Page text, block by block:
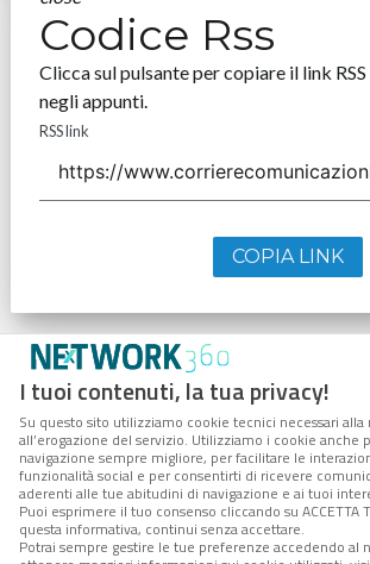
I tuoi contenuti, la tua privacy!
Su questo sito utilizziamo cookie tecnici necessari
all’erogazione del servizio. Utilizziamo i cookie anche
navigazione sempre migliore, per facilitare le
funzionalità social e per consentirti di ricevere
aderenti alle tue abitudini di navigazione e ai tuoi
Puoi esprimere il tuo consenso cliccando su ACCETTA
questa informativa, continui senza accettare.
Potrai sempre gestire le tue preferenze accedendo al
Codice Rss
Clicca sul pulsante per copiare il link RSS
negli appunti.
RSS link
COPIA LINK